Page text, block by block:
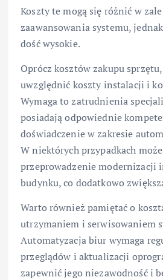
Koszty te mogą się różnić w
zaawansowania systemu,
dość wysokie.
Oprócz kosztów zakupu
uwzględnić koszty instalacji i
Wymaga to zatrudnienia
posiadają odpowiednie
doświadczenie w zakresie
W niektórych przypadkach
przeprowadzenie modernizacji
budynku, co dodatkowo
Warto również pamiętać o
utrzymaniem i serwisowaniem
Automatyzacja biur wymaga
przeglądów i aktualizacji
zapewnić jego niezawodność i